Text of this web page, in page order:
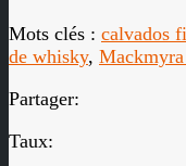
Mots clés : calvados
de whisky,
Partager:
Taux: